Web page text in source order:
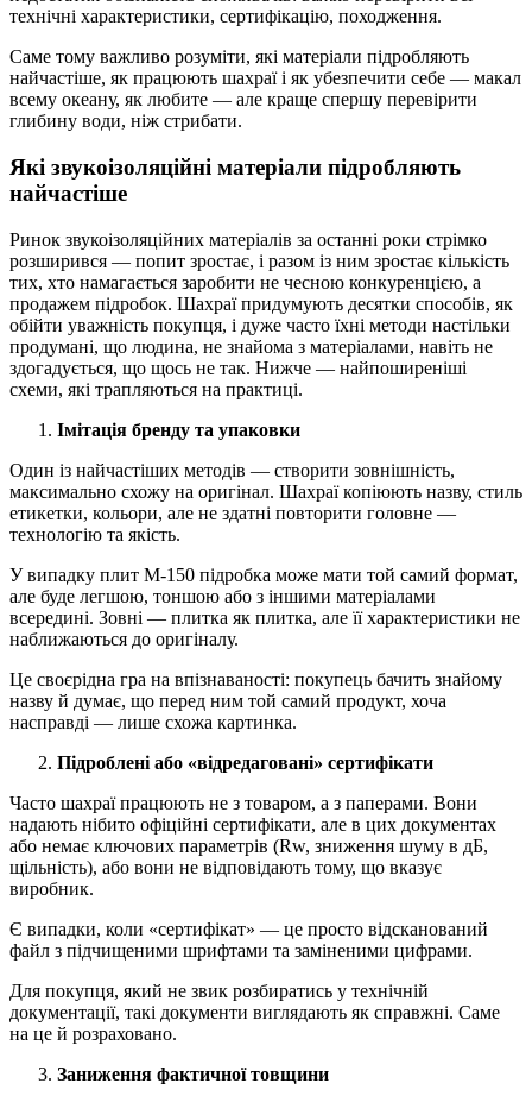
технічні характеристики, сертифікацію, походження.
Саме тому важливо розуміти, які матеріали підробляють
найчастіше, як працюють шахраї і як убезпечити себе — макал
всему океану, як любите — але краще спершу перевірити
глибину води, ніж стрибати.
Які звукоізоляційні матеріали підробляють
найчастіше
Ринок звукоізоляційних матеріалів за останні роки стрімко
розширився — попит зростає, і разом із ним зростає кількість
тих, хто намагається заробити не чесною конкуренцією, а
продажем підробок. Шахраї придумують десятки способів, як
обійти уважність покупця, і дуже часто їхні методи настільки
продумані, що людина, не знайома з матеріалами, навіть не
здогадується, що щось не так. Нижче — найпоширеніші
схеми, які трапляються на практиці.
Імітація бренду та упаковки
Один із найчастіших методів — створити зовнішність,
максимально схожу на оригінал. Шахраї копіюють назву, стиль
етикетки, кольори, але не здатні повторити головне —
технологію та якість.
У випадку плит М-150 підробка може мати той самий формат,
але буде легшою, тоншою або з іншими матеріалами
всередині. Зовні — плитка як плитка, але її характеристики не
наближаються до оригіналу.
Це своєрідна гра на впізнаваності: покупець бачить знайому
назву й думає, що перед ним той самий продукт, хоча
насправді — лише схожа картинка.
Підроблені або «відредаговані» сертифікати
Часто шахраї працюють не з товаром, а з паперами. Вони
надають нібито офіційні сертифікати, але в цих документах
або немає ключових параметрів (Rw, зниження шуму в дБ,
щільність), або вони не відповідають тому, що вказує
виробник.
Є випадки, коли «сертифікат» — це просто відсканований
файл з підчищеними шрифтами та заміненими цифрами.
Для покупця, який не звик розбиратись у технічній
документації, такі документи виглядають як справжні. Саме
на це й розраховано.
Заниження фактичної товщини